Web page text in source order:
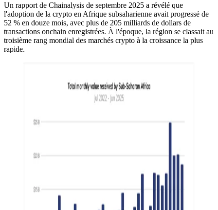
Un rapport de Chainalysis de septembre 2025 a révélé que
l'adoption de la crypto en Afrique subsaharienne avait progressé de
52 % en douze mois, avec plus de 205 milliards de dollars de
transactions onchain enregistrées. À l'époque, la région se classait au
troisième rang mondial des marchés crypto à la croissance la plus
rapide.